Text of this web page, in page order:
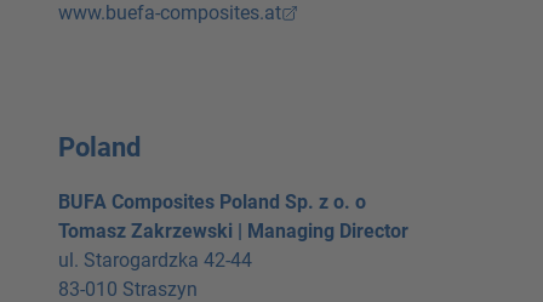
www.buefa-composites.at
Poland
BUFA Composites Poland Sp. z o. o
Tomasz Zakrzewski | Managing Director
ul. Starogardzka 42-44
83-010 Straszyn